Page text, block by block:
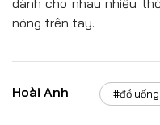
dành cho nhau nhiều
nóng trên tay.
Hoài Anh #đồ uống